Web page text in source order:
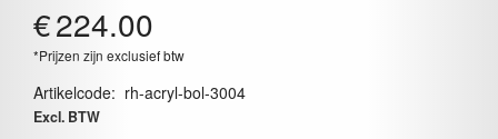
€224.00
*Prijzen zijn exclusief btw
Artikelcode: rh-acryl-bol-3004
Excl. BTW